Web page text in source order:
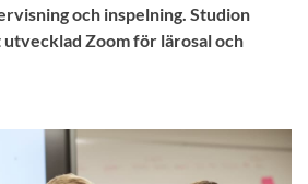
och inspelning. Studion
Zoom för lärosal och